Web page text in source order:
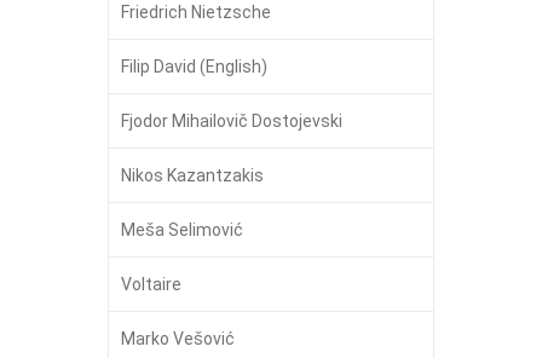
Friedrich Nietzsche
Filip David (English)
Fjodor Mihailovič Dostojevski
Nikos Kazantzakis
Meša Selimović
Voltaire
Marko Vešović